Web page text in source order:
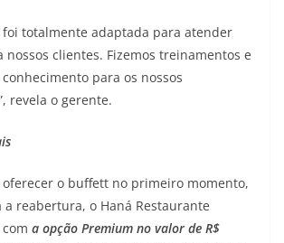
foi totalmente adaptada para atender
nossos clientes. Fizemos treinamentos e
para os nossos
revela o gerente.
oferecer o buffett no primeiro momento,
a reabertura, o Haná Restaurante
a opção Premium no valor de R$